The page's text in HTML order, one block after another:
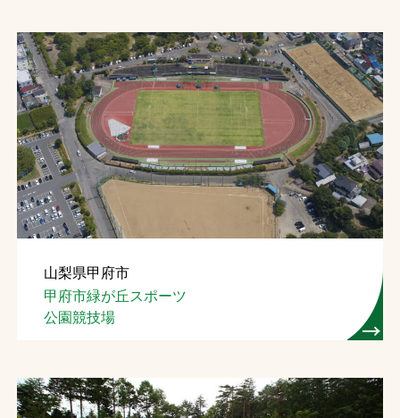
会社概要
採用情報
検索
お問合せ
お取引先の皆様へ
ソーシャルメディアポリシー
山梨県甲府市
甲府市緑が丘スポーツ
公園競技場